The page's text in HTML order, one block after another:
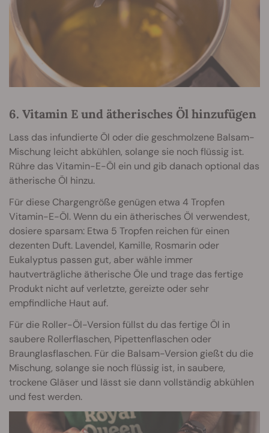
6. Vitamin E und ätherisches Öl hinzufügen
Lass das infundierte Öl oder die geschmolzene Balsam-
Mischung leicht abkühlen, solange sie noch flüssig ist.
Rühre das Vitamin-E-Öl ein und gib danach optional das
ätherische Öl hinzu.
Für diese Chargengröße genügen etwa 4 Tropfen
Vitamin-E-Öl. Wenn du ein ätherisches Öl verwendest,
dosiere sparsam: Etwa 5 Tropfen reichen für einen
dezenten Duft. Lavendel, Kamille, Rosmarin oder
Eukalyptus passen gut, aber wähle immer
hautverträgliche ätherische Öle und trage das fertige
Produkt nicht auf verletzte, gereizte oder sehr
empfindliche Haut auf.
Für die Roller-Öl-Version füllst du das fertige Öl in
saubere Rollerflaschen, Pipettenflaschen oder
Braunglasflaschen. Für die Balsam-Version gießt du die
Mischung, solange sie noch flüssig ist, in saubere,
trockene Gläser und lässt sie dann vollständig abkühlen
und fest werden.